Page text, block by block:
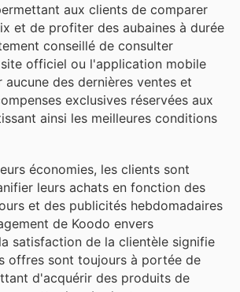
aux clients de comparer
et de profiter des aubaines à durée
conseillé de consulter
officiel ou l'application mobile
aucune des dernières ventes et
exclusives réservées aux
ainsi les meilleures conditions
économies, les clients sont
leurs achats en fonction des
et des publicités hebdomadaires
de Koodo envers
satisfaction de la clientèle signifie
offres sont toujours à portée de
d'acquérir des produits de